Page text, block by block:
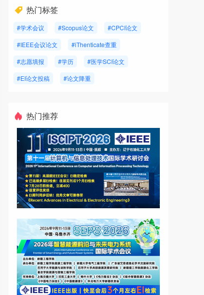
热门标签
#学术会议 #Scopus论文
#CPCI论文
#IEEE会议论文
#iThenticate查重
#志愿填报
#学历
#医学SCI论文
#EI论文投稿
#论文降重
热门推荐